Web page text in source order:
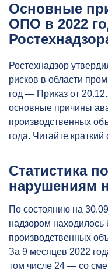
Основные
ОПО в 2022
Ростехнадзор
рисков в области
год — Приказ от
основные причины
производственных
года. Читайте
Статистика
нарушениям
По состоянию на
надзором
производственных
За 9 месяцев 2022
том числе 24 — со